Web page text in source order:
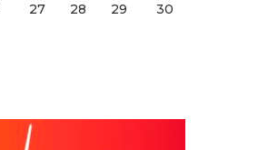
27 28 29
30